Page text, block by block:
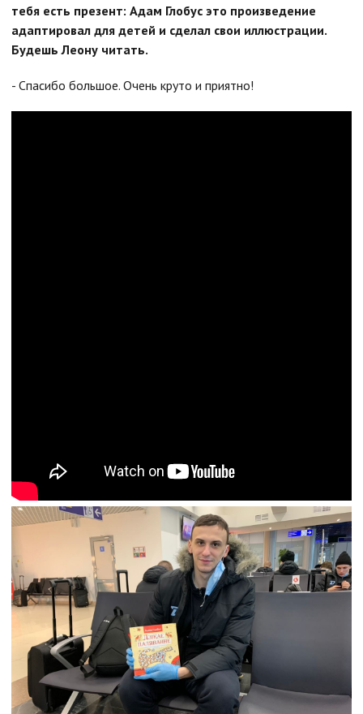
тебя есть презент: Адам Глобус это произведение
адаптировал для детей и сделал свои иллюстрации.
Будешь Леону читать.
- Спасибо большое. Очень круто и приятно!